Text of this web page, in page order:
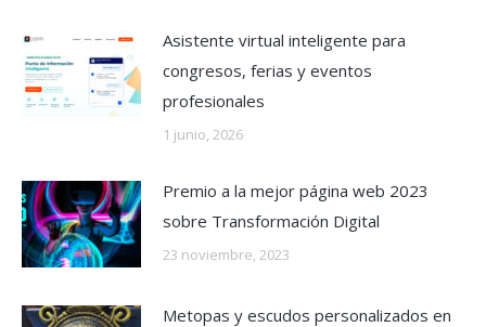
Asistente virtual inteligente para
congresos, ferias y eventos
profesionales
1 junio, 2026
Premio a la mejor página web 2023
sobre Transformación Digital
23 noviembre, 2023
Metopas y escudos personalizados en